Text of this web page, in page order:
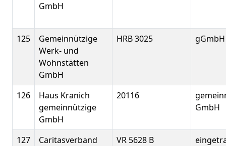
GmbH
125
Gemeinnützige
Werk- und
Wohnstätten
GmbH
HRB 3025 gGmbH
126
Haus Kranich
gemeinnützige
GmbH
20116
GmbH
127
Caritasverband
VR 5628 B